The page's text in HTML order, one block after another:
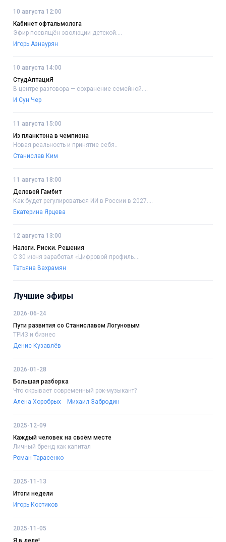
10 августа 12:00
Кабинет офтальмолога
Эфир посвящён эволюции детской....
Игорь Азнаурян
10 августа 14:00
СтудАптациЯ
В центре разговора — сохранение семейной....
И Сун Чер
11 августа 15:00
Из планктона в чемпиона
Новая реальность и принятие себя..
Станислав Ким
11 августа 18:00
Деловой Гамбит
Как будет регулироваться ИИ в России в 2027....
Екатерина Ярцева
12 августа 13:00
Налоги. Риски. Решения
С 30 июня заработал «Цифровой профиль....
Татьяна Вахрамян
Лучшие эфиры
2026-06-24
Пути развития со Станиславом Логуновым
ТРИЗ и бизнес
Денис Кузавлёв
2026-01-28
Большая разборка
Что скрывает современный рок-музыкант?
Алена Хоробрых
Михаил Забродин
2025-12-09
Каждый человек на своём месте
Личный бренд как капитал
Роман Тарасенко
2025-11-13
Итоги недели
Игорь Костиков
2025-11-05
Я в деле!